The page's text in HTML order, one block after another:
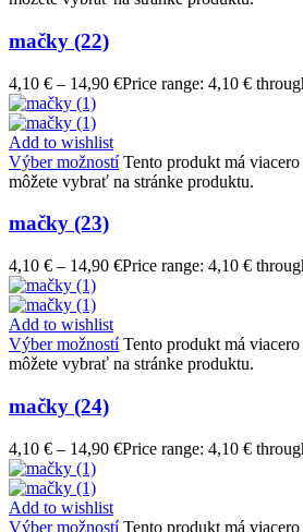
mačky (22)
4,10 € – 14,90 €Price range: 4,10 €
Add to wishlist
Výber možností Tento produkt má
môžete vybrať na stránke produktu.
mačky (23)
4,10 € – 14,90 €Price range: 4,10 €
Add to wishlist
Výber možností Tento produkt má
môžete vybrať na stránke produktu.
mačky (24)
4,10 € – 14,90 €Price range: 4,10 €
Add to wishlist
Výber možností Tento produkt má